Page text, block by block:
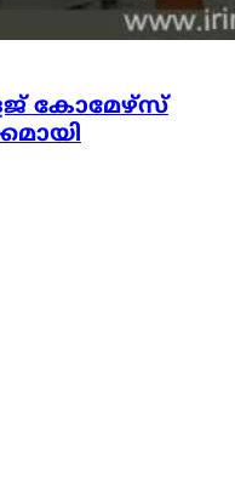
കോമേഴ്‌സ്